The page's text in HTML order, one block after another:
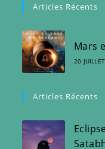
Articles Récents
Mars
20
Articles Récents